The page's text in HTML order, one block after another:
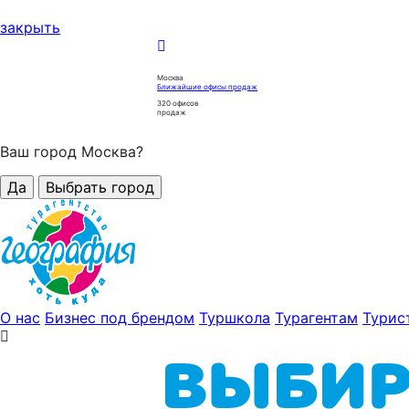
закрыть
Москва
Ближайшие офисы продаж
320 офисов
продаж
Ваш город Москва?
Да
Выбрать город
О нас Бизнес под брендом Туршкола Турагентам